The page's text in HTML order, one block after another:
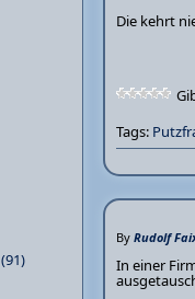
Die kehrt
Tags:
By Rudolf
In einer
(91)